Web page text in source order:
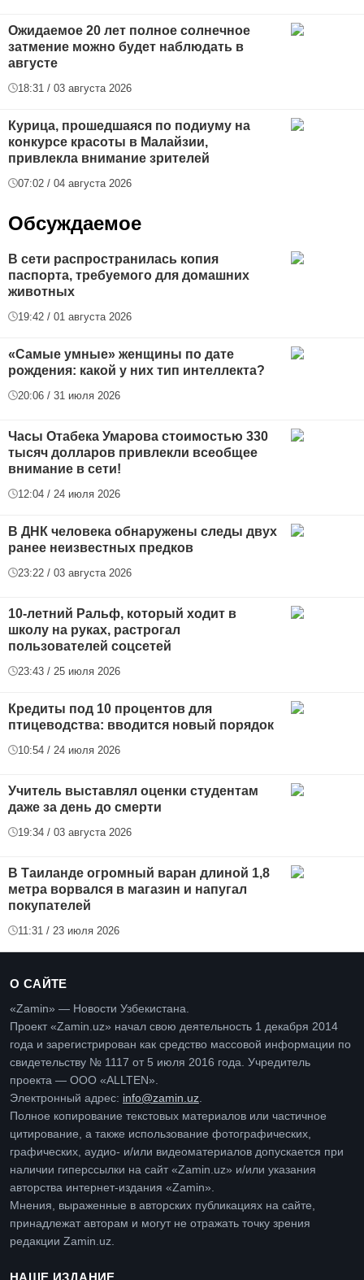
Ожидаемое 20 лет полное солнечное
затмение можно будет наблюдать в
августе
18:31 / 03 августа 2026
Курица, прошедшаяся по подиуму на
конкурсе красоты в Малайзии,
привлекла внимание зрителей
07:02 / 04 августа 2026
Обсуждаемое
В сети распространилась копия
паспорта, требуемого для домашних
животных
19:42 / 01 августа 2026
«Самые умные» женщины по дате
рождения: какой у них тип интеллекта?
20:06 / 31 июля 2026
Часы Отабека Умарова стоимостью 330
тысяч долларов привлекли всеобщее
внимание в сети!
12:04 / 24 июля 2026
В ДНК человека обнаружены следы двух
ранее неизвестных предков
23:22 / 03 августа 2026
10-летний Ральф, который ходит в
школу на руках, растрогал
пользователей соцсетей
23:43 / 25 июля 2026
Кредиты под 10 процентов для
птицеводства: вводится новый порядок
10:54 / 24 июля 2026
Учитель выставлял оценки студентам
даже за день до смерти
19:34 / 03 августа 2026
В Таиланде огромный варан длиной 1,8
метра ворвался в магазин и напугал
покупателей
11:31 / 23 июля 2026
О САЙТЕ
«Zamin» — Новости Узбекистана.
Проект «Zamin.uz» начал свою деятельность 1 декабря 2014
года и зарегистрирован как средство массовой информации по
свидетельству № 1117 от 5 июля 2016 года. Учредитель
проекта — ООО «ALLTEN».
Электронный адрес: info@zamin.uz
Полное копирование текстовых материалов или частичное
цитирование, а также использование фотографических,
графических, аудио- и/или видеоматериалов допускается при
наличии гиперссылки на сайт «Zamin.uz» и/или указания
авторства интернет-издания «Zamin».
Мнения, выраженные в авторских публикациях на сайте,
принадлежат авторам и могут не отражать точку зрения
редакции Zamin.uz.
НАШЕ ИЗДАНИЕ